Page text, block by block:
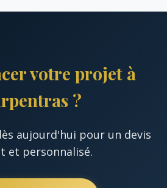
votre projet à
?
aujourd'hui pour un devis
et personnalisé.